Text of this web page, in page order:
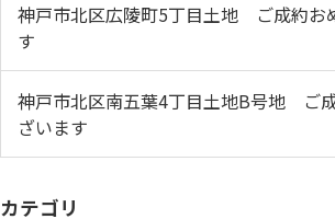
神戸市北区広陵町5丁目土地 ご成約お
す
神戸市北区南五葉4丁目土地B号地 ご
ざいます
カテゴリ